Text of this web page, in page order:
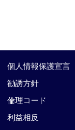
個人情報保護宣言
勧誘方針
倫理コード
利益相反